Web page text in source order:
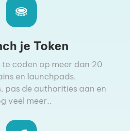
je Token
coden op meer dan 20
en launchpads.
pas de authorities aan en
veel meer..